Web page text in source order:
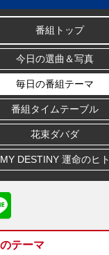
番組トップ
今日の選曲＆写真
毎日の番組テーマ
番組タイムテーブル
花束ダバダ
MY DESTINY 運命のヒト
テーマ